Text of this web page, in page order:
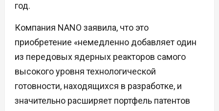
год.
Компания NANO заявила, что это
приобретение «немедленно добавляет один
из передовых ядерных реакторов самого
высокого уровня технологической
готовности, находящихся в разработке, и
значительно расширяет портфель патентов